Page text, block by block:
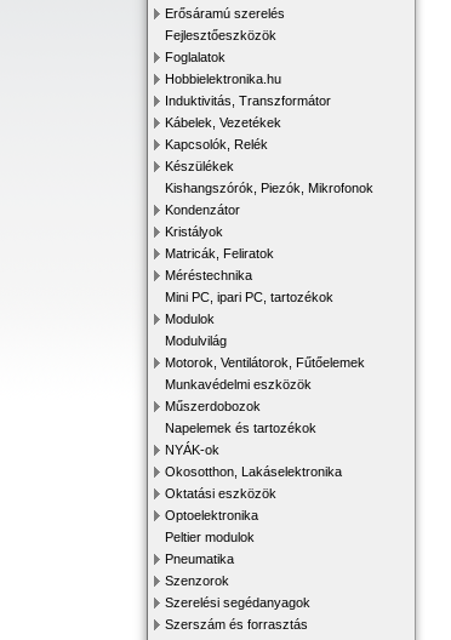
Erősáramú szerelés
Fejlesztőeszközök
Foglalatok
Hobbielektronika.hu
Induktivitás, Transzformátor
Kábelek, Vezetékek
Kapcsolók, Relék
Készülékek
Kishangszórók, Piezók, Mikrofonok
Kondenzátor
Kristályok
Matricák, Feliratok
Méréstechnika
Mini PC, ipari PC, tartozékok
Modulok
Modulvilág
Motorok, Ventilátorok, Fűtőelemek
Munkavédelmi eszközök
Műszerdobozok
Napelemek és tartozékok
NYÁK-ok
Okosotthon, Lakáselektronika
Oktatási eszközök
Optoelektronika
Peltier modulok
Pneumatika
Szenzorok
Szerelési segédanyagok
Szerszám és forrasztás